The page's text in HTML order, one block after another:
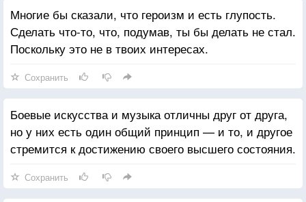
Многие бы сказали, что героизм и есть глупость.
Сделать что-то, что, подумав, ты бы делать не стал.
Поскольку это не в твоих интересах.
Сохранить
Боевые искусства и музыка отличны друг от друга,
но у них есть один общий принцип — и то, и другое
стремится к достижению своего высшего состояния.
Сохранить